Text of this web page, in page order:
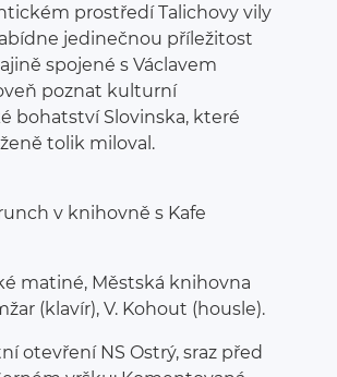
prostředí Talichovy vily
jedinečnou příležitost
spojené s Václavem
poznat kulturní
bohatství Slovinska, které
tolik miloval.
v knihovně s Kafe
matiné, Městská knihovna
(klavír), V. Kohout (housle).
otevření NS Ostrý, sraz před